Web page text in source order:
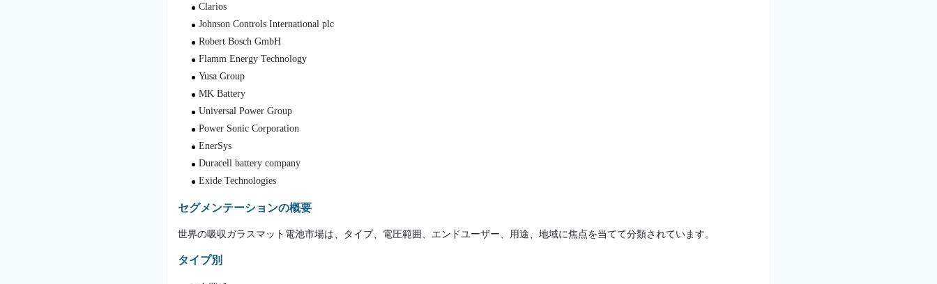
Clarios
Johnson Controls International plc
Robert Bosch GmbH
Flamm Energy Technology
Yusa Group
MK Battery
Universal Power Group
Power Sonic Corporation
EnerSys
Duracell battery company
Exide Technologies
セグメンテーションの概要
世界の吸収ガラスマット電池市場は、タイプ、電圧範囲、エンドユーザー、用途、地域に焦点を当てて分類されています。
タイプ別